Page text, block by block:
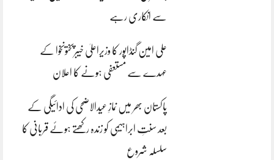
سے انکاری رہے
علی امین گنڈاپور کا وزیراعلیٰ خیبرپختونخوا کے
عہدے سے مستعفی ہونے کا اعلان
پاکستان بھر میں نمازِ عیدالاضحی کی ادائیگی کے
بعد سنتِ ابراہیمی کو زندہ رکھتے ہوئے قربانی کا
سلسلہ شروع